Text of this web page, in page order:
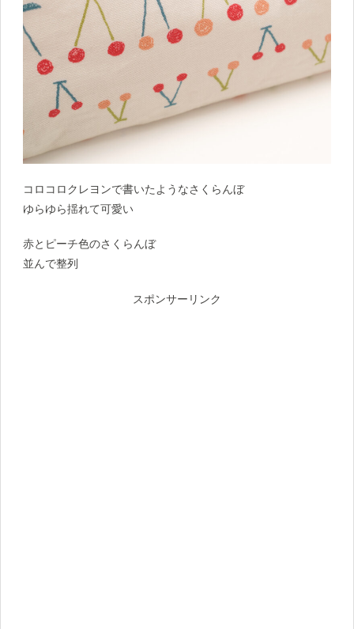
コロコロクレヨンで書いたようなさくらんぼ
ゆらゆら揺れて可愛い
赤とピーチ色のさくらんぼ
並んで整列
スポンサーリンク